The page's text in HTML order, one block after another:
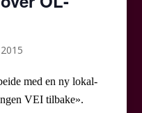
med en ny lokal-
VEI tilbake».